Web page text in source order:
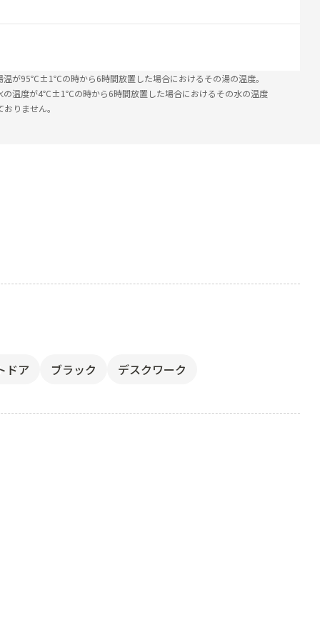
が95℃±1℃の時から6時間放置した場合におけるその湯の温度。
温度が4℃±1℃の時から6時間放置した場合におけるその水の温度
りません。
ドア ブラック デスクワーク